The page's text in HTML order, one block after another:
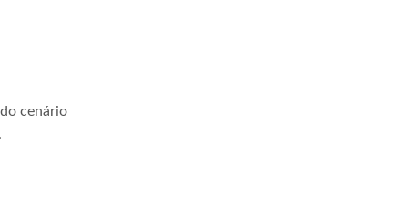
cenário